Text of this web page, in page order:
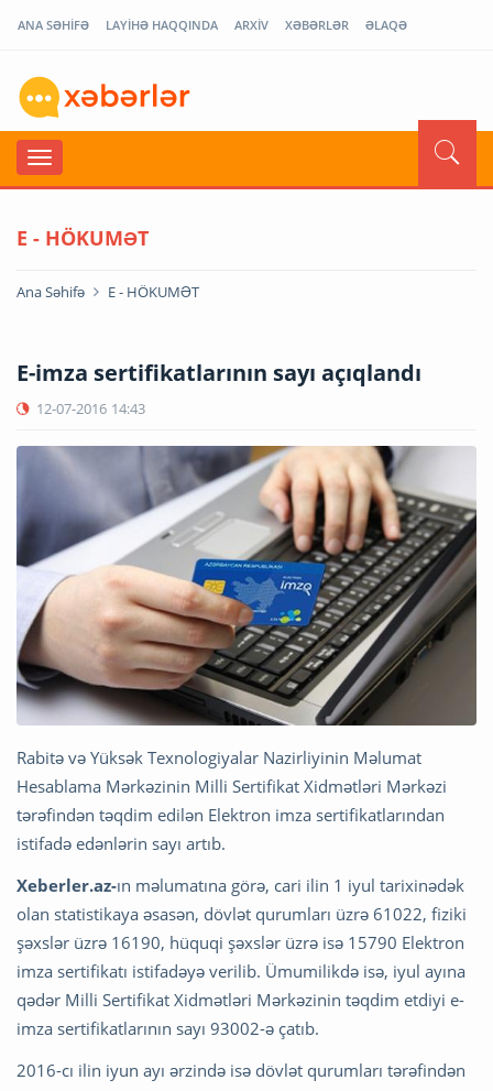
ANA SƏHİFƏ LAYİHƏ HAQQINDA ARXİV XƏBƏRLƏR ƏLAQƏ
E - HÖKUMƏT
Ana Səhifə E - HÖKUMƏT
E-imza sertifikatlarının sayı açıqlandı
12-07-2016 14:43
Rabitə və Yüksək Texnologiyalar Nazirliyinin Məlumat
Hesablama Mərkəzinin Milli Sertifikat Xidmətləri Mərkəzi
tərəfindən təqdim edilən Elektron imza sertifikatlarından
istifadə edənlərin sayı artıb.
Xeberler.az-ın məlumatına görə, cari ilin 1 iyul tarixinədək
olan statistikaya əsasən, dövlət qurumları üzrə 61022, fiziki
şəxslər üzrə 16190, hüquqi şəxslər üzrə isə 15790 Elektron
imza sertifikatı istifadəyə verilib. Ümumilikdə isə, iyul ayına
qədər Milli Sertifikat Xidmətləri Mərkəzinin təqdim etdiyi e-
imza sertifikatlarının sayı 93002-ə çatıb.
2016-cı ilin iyun ayı ərzində isə dövlət qurumları tərəfindən